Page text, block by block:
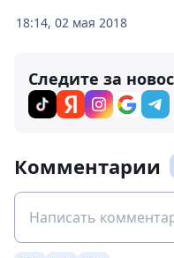
18:14, 02 мая 2018
Следите за
Комментарии